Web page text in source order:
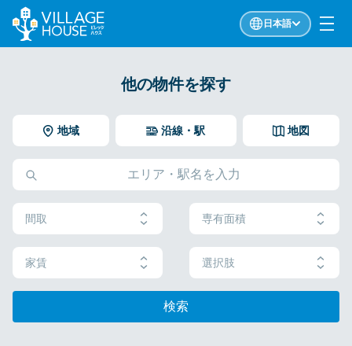
日本語
他の物件を探す
地域 地図
沿線・駅
間取 専有面積
家賃 選択肢
検索